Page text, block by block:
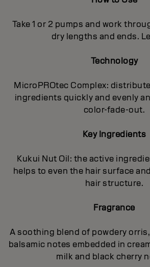
Take 1 or 2 pumps and work
dry lengths and ends.
Technology
MicroPROtec Complex:
ingredients quickly and evenly
color-fade-out.
Key Ingredients
Kukui Nut Oil: the active
helps to even the hair surface
hair structure.
Fragrance
A soothing blend of powdery
balsamic notes embedded in
milk and black cherry